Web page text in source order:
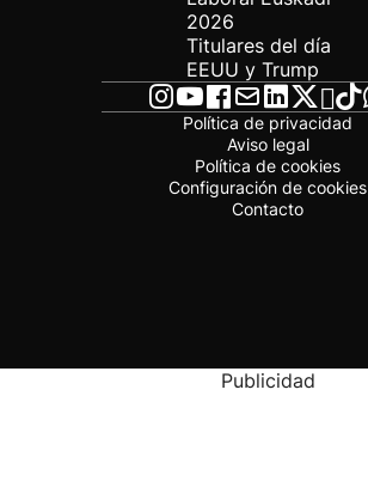
2026
Titulares del día
EEUU y Trump
Política de privacidad
Aviso legal
Política de cookies
Configuración de cookies
Contacto
Publicidad